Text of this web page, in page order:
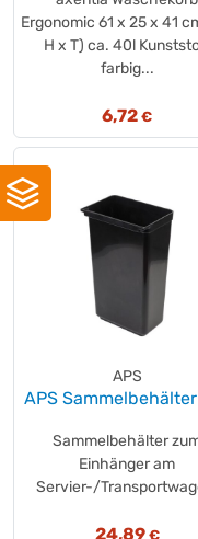
Ergonomic 61 x 25 x 41
H x T) ca. 40l
farbig...
6,72 €
APS
APS
Sammelbehälter
Einhänger am
Servier-/
24,89€